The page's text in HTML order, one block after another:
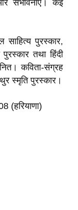
संभावनाएँ। कई
पुरस्कार,
तथा हिंदी
कविता-संग्रह
स्मृति पुरस्कार।
(हरियाणा)